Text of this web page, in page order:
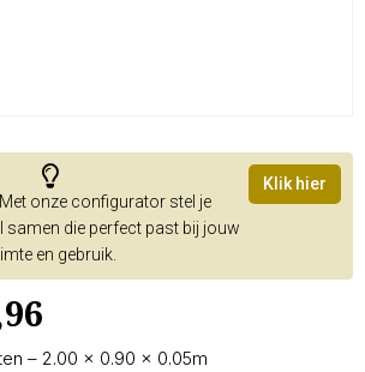
onze configurator stel je
samen die perfect past bij jouw
en gebruik.
Klik hier
– 2.00 × 0.90 × 0.05m